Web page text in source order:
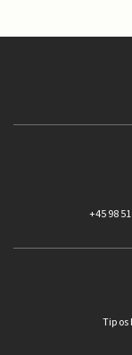
+45 98
Tip os